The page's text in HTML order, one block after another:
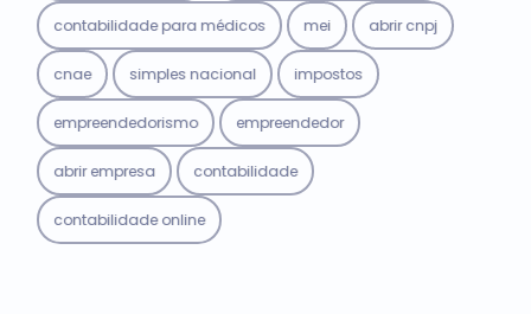
contabilidade para médicos mei abrir cnpj
cnae simples nacional impostos
empreendedorismo empreendedor
abrir empresa contabilidade
contabilidade online